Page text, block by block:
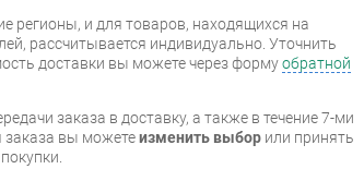
регионы, и для товаров, находящихся на
рассчитывается индивидуально. Уточнить
доставки вы можете через формуобратной
заказа в доставку, а также в течение 7-ми
заказа вы можетеизменить выбор или принять